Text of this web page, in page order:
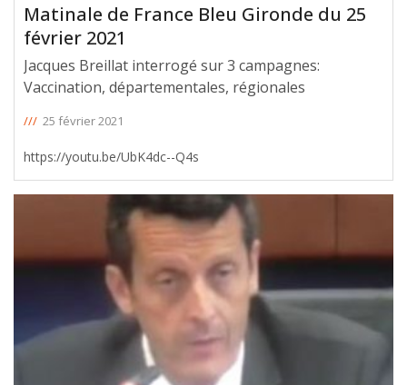
Matinale de France Bleu Gironde du 25
février 2021
Jacques Breillat interrogé sur 3 campagnes:
Vaccination, départementales, régionales
/// 25 février 2021
https://youtu.be/UbK4dc--Q4s